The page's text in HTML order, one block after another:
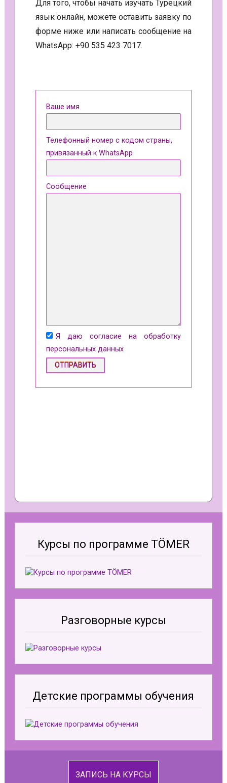
Для того, чтобы начать изучать Турецкий
язык онлайн, можете оставить заявку по
форме ниже или написать сообщение на
WhatsApp: +90 535 423 7017.
Ваше имя
Телефонный номер с кодом страны,
привязанный к WhatsApp
Сообщение
Я даю согласие на обработку
персональных данных
e
:
Курсы по программе TÖMER
Разговорные курсы
Детские программы обучения
ЗАПИСЬ НА КУРСЫ